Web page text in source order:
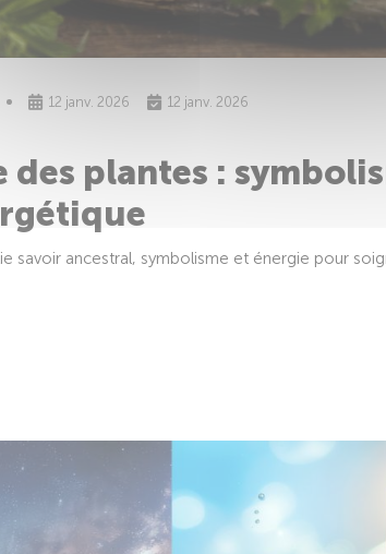
12 janv. 2026 12 janv. 2026
des plantes :
savoir ancestral, symbolisme et énergie pour